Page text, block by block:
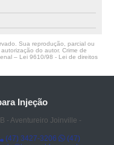
Sua reprodução, parcial ou
do autor. Crime de
– Lei 9610/98 - Lei de direitos
Injeção
- Aventureiro Joinville -
(47) 3427-3206
(47)